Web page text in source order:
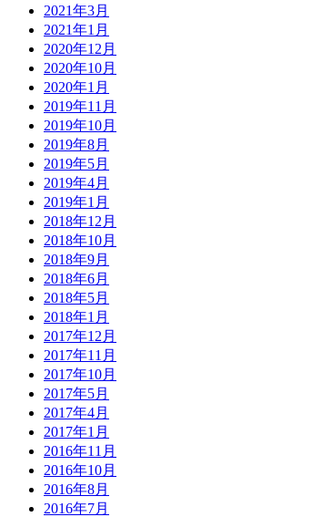
2021年3月
2021年1月
2020年12月
2020年10月
2020年1月
2019年11月
2019年10月
2019年8月
2019年5月
2019年4月
2019年1月
2018年12月
2018年10月
2018年9月
2018年6月
2018年5月
2018年1月
2017年12月
2017年11月
2017年10月
2017年5月
2017年4月
2017年1月
2016年11月
2016年10月
2016年8月
2016年7月